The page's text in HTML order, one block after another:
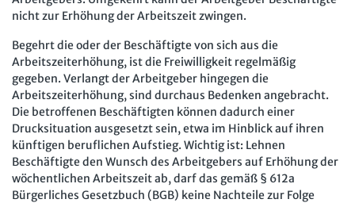
nicht zur Erhöhung der Arbeitszeit zwingen.
Begehrt die oder der Beschäftigte von sich aus die
Arbeitszeiterhöhung, ist die Freiwilligkeit regelmäßig
gegeben. Verlangt der Arbeitgeber hingegen die
Arbeitszeiterhöhung, sind durchaus Bedenken angebracht.
Die betroffenen Beschäftigten können dadurch einer
Drucksituation ausgesetzt sein, etwa im Hinblick auf ihren
künftigen beruflichen Aufstieg. Wichtig ist: Lehnen
Beschäftigte den Wunsch des Arbeitgebers auf Erhöhung der
wöchentlichen Arbeitszeit ab, darf das gemäß § 612a
Bürgerliches Gesetzbuch (BGB) keine Nachteile zur Folge